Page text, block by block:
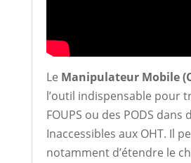
Le Manipulateur Mobile
l’outil indispensable pour
FOUPS ou des PODS dans
Inaccessibles aux OHT. Il
notamment d’étendre le